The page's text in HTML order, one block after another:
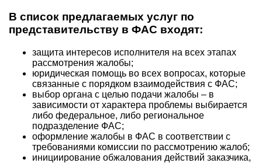
В список предлагаемых услуг по
представительству в ФАС входят:
защита интересов исполнителя на всех этапах
рассмотрения жалобы;
юридическая помощь во всех вопросах, которые
связанные с порядком взаимодействия с ФАС;
выбор органа с целью подачи жалобы – в
зависимости от характера проблемы выбирается
либо федеральное, либо региональное
подразделение ФАС;
оформление жалобы в ФАС в соответствии с
требованиями комиссии по рассмотрению жалоб;
инициирование обжалования действий заказчика,